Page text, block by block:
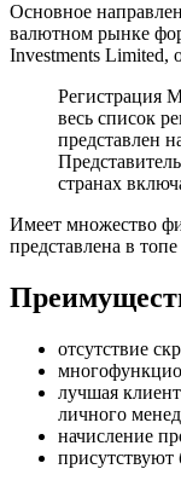
Основное
валютном рынке
Investments Limited,
Регистрация
весь список
представлен
странах
Имеет множество
представлена в
отсутствие
лучшая
личного
начисление
присутствуют